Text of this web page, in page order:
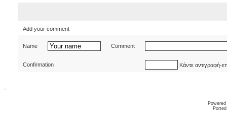
Add your comment
Name Comment
Confirmation Κάντε αντιγραφή-